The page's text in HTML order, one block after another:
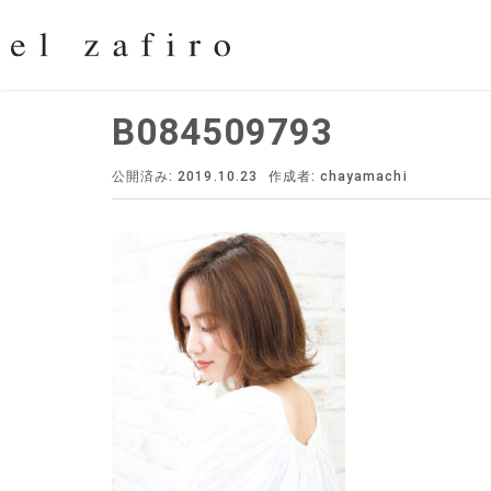
B084509793
公開済み: 2019.10.23 作成者:chayamachi